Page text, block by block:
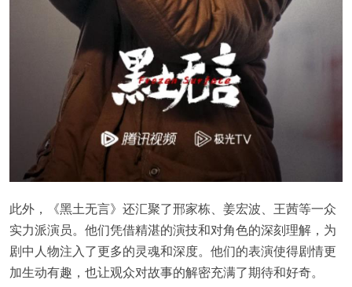
此外，《黑土无言》还汇聚了邢家栋、姜宏波、王茜等一众
实力派演员。他们凭借精湛的演技和对角色的深刻理解，为
剧中人物注入了更多的灵魂和深度。他们的表演使得剧情更
加生动有趣，也让观众对故事的解密充满了期待和好奇。